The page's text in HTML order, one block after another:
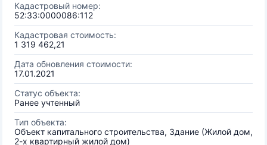
Кадастровый номер:
52:33:0000086:112
Кадастровая стоимость:
1 319 462,21
Дата обновления стоимости:
17.01.2021
Статус объекта:
Ранее учтенный
Тип объекта:
Объект капитального строительства, Здание (Жилой дом,
2-х квартирный жилой дом)